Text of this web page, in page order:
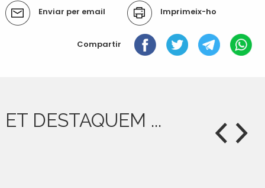
Accions
del
Enviar per email Imprimeix-ho
Compartir
ET DESTAQUEM ...